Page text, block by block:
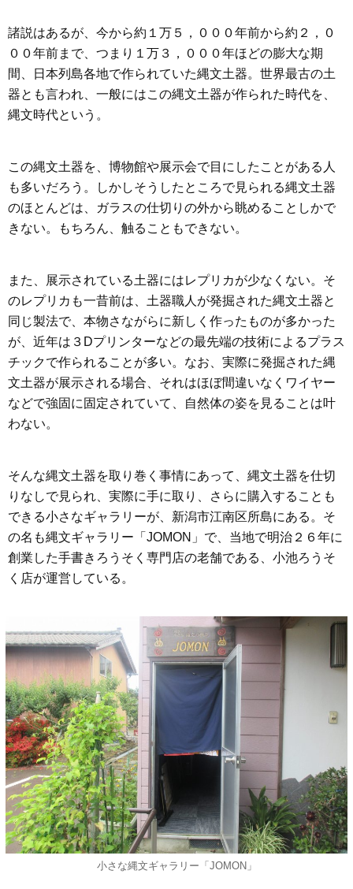
諸説はあるが、今から約１万５，０００年前から約２，０
００年前まで、つまり１万３，０００年ほどの膨大な期
間、日本列島各地で作られていた縄文土器。世界最古の土
器とも言われ、一般にはこの縄文土器が作られた時代を、
縄文時代という。
この縄文土器を、博物館や展示会で目にしたことがある人
も多いだろう。しかしそうしたところで見られる縄文土器
のほとんどは、ガラスの仕切りの外から眺めることしかで
きない。もちろん、触ることもできない。
また、展示されている土器にはレプリカが少なくない。そ
のレプリカも一昔前は、土器職人が発掘された縄文土器と
同じ製法で、本物さながらに新しく作ったものが多かった
が、近年は３Dプリンターなどの最先端の技術によるプラス
チックで作られることが多い。なお、実際に発掘された縄
文土器が展示される場合、それはほぼ間違いなくワイヤー
などで強固に固定されていて、自然体の姿を見ることは叶
わない。
そんな縄文土器を取り巻く事情にあって、縄文土器を仕切
りなしで見られ、実際に手に取り、さらに購入することも
できる小さなギャラリーが、新潟市江南区所島にある。そ
の名も縄文ギャラリー「JOMON」で、当地で明治２６年に
創業した手書きろうそく専門店の老舗である、小池ろうそ
く店が運営している。
小さな縄文ギャラリー「JOMON」